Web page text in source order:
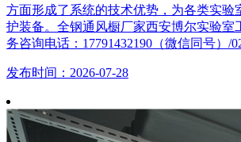
方面形成了系统的技术优势，为各类实验
护装备。全钢通风橱厂家西安博尔实验室
务咨询电话：17791432190（微信同号）/
发布时间：2026-07-28